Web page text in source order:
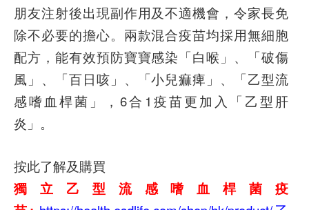
朋友注射後出現副作用及不適機會，令家長免
除不必要的擔心。兩款混合疫苗均採用無細胞
配方，能有效預防寶寶感染「白喉」、「破傷
風」、「百日咳」、「小兒痲痺」、「乙型流
感嗜血桿菌」，6合1疫苗更加入「乙型肝
炎」。
按此了解及購買
獨立乙型流感嗜血桿菌疫